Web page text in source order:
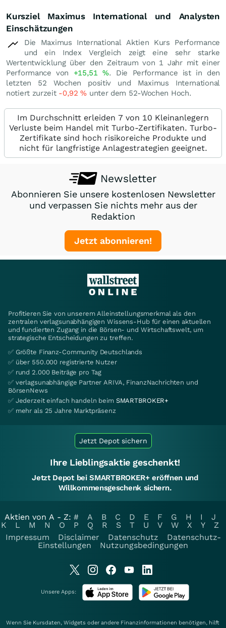
Kursziel Maximus International und Analysten
Einschätzungen
Die Maximus International Aktien Kurs Performance
und ein Index Vergleich zeigt eine sehr starke
Wertentwicklung über den Zeitraum von 1 Jahr mit einer
Performance von +15,51%. Die Performance ist in den
letzten 52 Wochen positiv und Maximus International
notiert zurzeit -0,92% unter dem 52-Wochen Hoch.
Im Durchschnitt erleiden 7 von 10 Kleinanlegern
Verluste beim Handel mit Turbo-Zertifikaten. Turbo-
Zertifikate sind hoch risikoreiche Produkte und
nicht für langfristige Anlagestrategien geeignet.
Newsletter
Abonnieren Sie unsere kostenlosen Newsletter
und verpassen Sie nichts mehr aus der
Redaktion
Jetzt abonnieren!
Profitieren Sie von unserem Alleinstellungsmerkmal als den
zentralen verlagsunabhängigen Wissens-Hub für einen aktuellen
und fundierten Zugang in die Börsen- und Wirtschaftswelt, um
strategische Entscheidungen zu treffen.
✅ Größte Finanz-Community Deutschlands
✅ über 550.000 registrierte Nutzer
✅ rund 2.000 Beiträge pro Tag
✅ verlagsunabhängige Partner ARIVA, FinanzNachrichten und
BörsenNews
✅ Jederzeit einfach handeln beim SMARTBROKER+
✅ mehr als 25 Jahre Marktpräsenz
Jetzt Depot sichern
Ihre Lieblingsaktie geschenkt!
Jetzt Depot bei SMARTBROKER+ eröffnen und
Willkommensgeschenk sichern.
Aktien von A - Z: # A B C D E F G H I
J
K
L M N O P Q R S T U V W X Y
Z
Impressum
Disclaimer Datenschutz
Datenschutz-
Einstellungen
Nutzungsbedingungen
Unsere Apps:
Wenn Sie Kursdaten, Widgets oder andere Finanzinformationen benötigen, hilft